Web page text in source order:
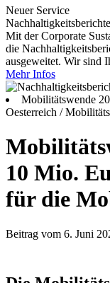
Neuer Service
Mit der Corporate
die
ausgeweitet. Wir sind
Mehr Infos
Mobilitätswende
Oesterreich /
10 Mio.
für die
Beitrag vom 6. Juni